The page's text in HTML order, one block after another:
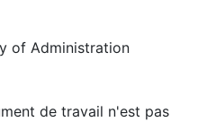
of Administration
de travail n'est pas